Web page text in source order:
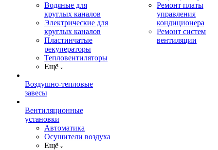
Водяные для
круглых каналов
Электрические для
круглых каналов
Пластинчатые
рекуператоры
Тепловентиляторы
Ещё
Воздушно-тепловые
завесы
Вентиляционные
установки
Автоматика
Осушители воздуха
Ещё
Ремонт платы
управления
кондиционера
Ремонт систем
вентиляции